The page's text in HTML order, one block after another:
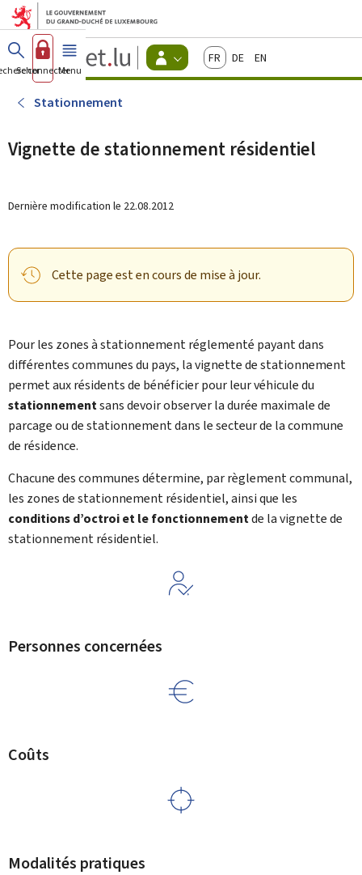
Aller au menu principal
Aller au contenu
Guichet.lu
Changer
d'espace
actif
FrançaisDeutschEnglish
Se connecterMenu principal
Stationnement
Vignette de stationnement résidentiel
Dernière modification le 22.08.2012
Cette page est en cours de mise à jour.
Pour les zones à stationnement réglementé payant dans
différentes communes du pays, la vignette de stationnement
permet aux résidents de bénéficier pour leur véhicule du
stationnementsans devoir observer la durée maximale de
parcage ou de stationnement dans le secteur de la commune
de résidence.
Chacune des communes détermine, par règlement communal,
les zones de stationnement résidentiel, ainsi que les
conditions d’octroi et le fonctionnementde la vignette de
stationnement résidentiel.
Personnes concernées
Coûts
Modalités pratiques